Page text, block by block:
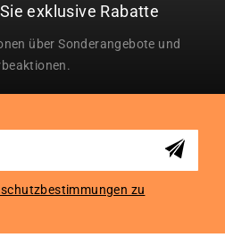
exklusive Rabatte
über Sonderangebote und
zu